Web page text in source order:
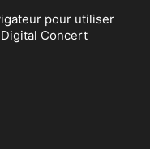
pour utiliser
Concert